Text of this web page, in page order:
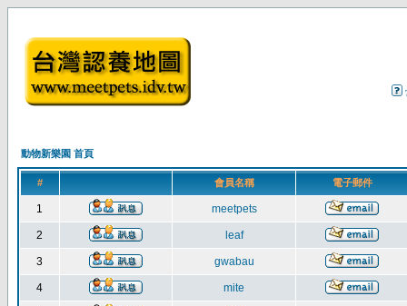
動物新樂園 首頁
# 會員名稱 電子郵件
1 meetpets
2 leaf
3 gwabau
4 mite